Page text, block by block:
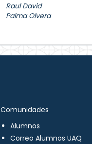
Raul David
Palma Olvera
Comunidades
Alumnos
Correo Alumnos UAQ